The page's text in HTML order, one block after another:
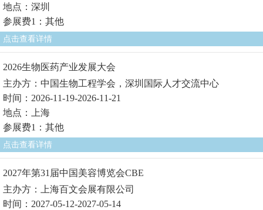
地点：深圳
参展费1：其他
点击查看详情
2026生物医药产业发展大会
主办方：中国生物工程学会，深圳国际人才交流中心
时间：2026-11-19-2026-11-21
地点：上海
参展费1：其他
点击查看详情
2027年第31届中国美容博览会CBE
主办方：上海百文会展有限公司
时间：2027-05-12-2027-05-14